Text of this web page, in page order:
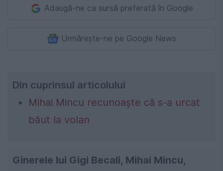
Adaugă-ne ca sursă preferată în Google
Urmărește-ne pe Google News
Din cuprinsul articolului
Mihai Mincu recunoaște că s-a urcat
băut la volan
Ginerele lui Gigi Becali, Mihai Mincu,